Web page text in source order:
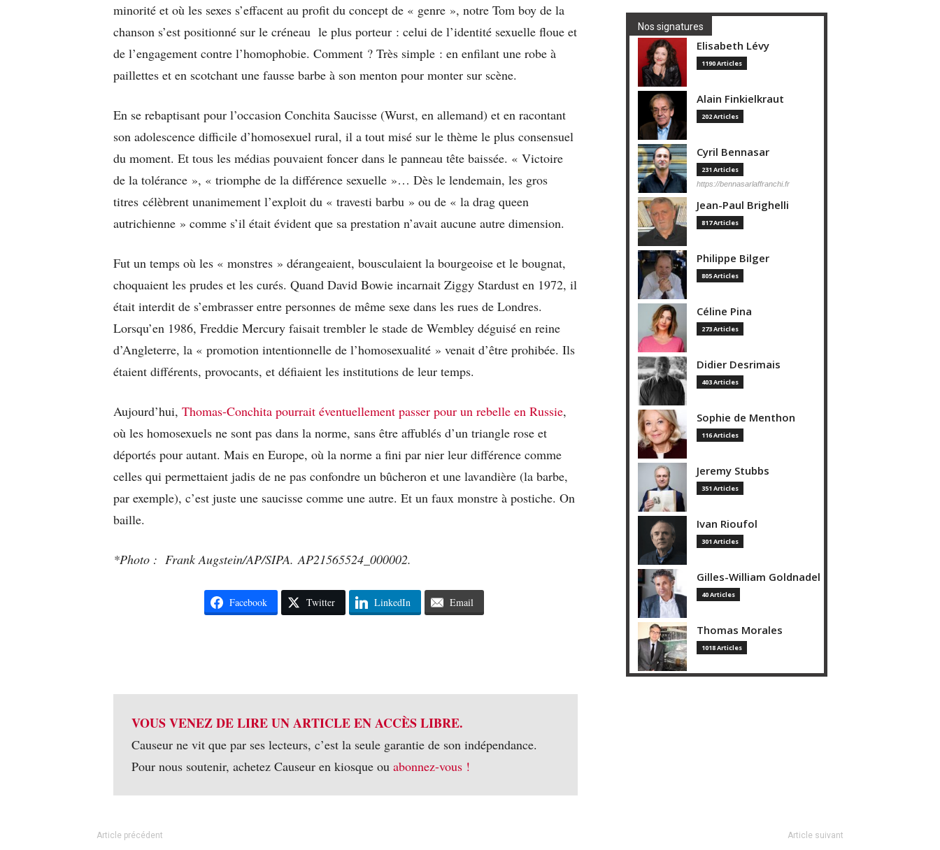
minorité et où les sexes s’effacent au profit du concept de « genre », notre Tom boy de la
chanson s’est positionné sur le créneau le plus porteur : celui de l’identité sexuelle floue et
de l’engagement contre l’homophobie. Comment ? Très simple : en enfilant une robe à
paillettes et en scotchant une fausse barbe à son menton pour monter sur scène.
En se rebaptisant pour l’occasion Conchita Saucisse (Wurst, en allemand) et en racontant
son adolescence difficile d’homosexuel rural, il a tout misé sur le thème le plus consensuel
du moment. Et tous les médias pouvaient foncer dans le panneau tête baissée. « Victoire
de la tolérance », « triomphe de la différence sexuelle »… Dès le lendemain, les gros
titres célèbrent unanimement l’exploit du « travesti barbu » ou de « la drag queen
autrichienne » comme s’il était évident que sa prestation n’avait aucune autre dimension.
Fut un temps où les « monstres » dérangeaient, bousculaient la bourgeoise et le bougnat,
choquaient les prudes et les curés. Quand David Bowie incarnait Ziggy Stardust en 1972, il
était interdit de s’embrasser entre personnes de même sexe dans les rues de Londres.
Lorsqu’en 1986, Freddie Mercury faisait trembler le stade de Wembley déguisé en reine
d’Angleterre, la « promotion intentionnelle de l’homosexualité » venait d’être prohibée. Ils
étaient différents, provocants, et défiaient les institutions de leur temps.
Aujourd’hui, Thomas-Conchita pourrait éventuellement passer pour un rebelle en Russie,
où les homosexuels ne sont pas dans la norme, sans être affublés d’un triangle rose et
déportés pour autant. Mais en Europe, où la norme a fini par nier leur différence comme
celles qui permettaient jadis de ne pas confondre un bûcheron et une lavandière (la barbe,
par exemple), c’est juste une saucisse comme une autre. Et un faux monstre à postiche. On
baille.
*Photo : Frank Augstein/AP/SIPA. AP21565524_000002.
Facebook Twitter LinkedIn Email
VOUS VENEZ DE LIRE UN ARTICLE EN ACCÈS LIBRE.
Causeur ne vit que par ses lecteurs, c’est la seule garantie de son indépendance.
Pour nous soutenir, achetez Causeur en kiosque ou abonnez-vous !
Nos signatures
Elisabeth Lévy
1190 Articles
Alain Finkielkraut
202 Articles
Cyril Bennasar
231 Articles
https://bennasarlaffranchi.fr
Jean-Paul Brighelli
817 Articles
Philippe Bilger
805 Articles
Céline Pina
273 Articles
Didier Desrimais
403 Articles
Sophie de Menthon
116 Articles
Jeremy Stubbs
351 Articles
Ivan Rioufol
301 Articles
Gilles-William Goldnadel
40 Articles
Thomas Morales
1018 Articles
Article précédent Article suivant